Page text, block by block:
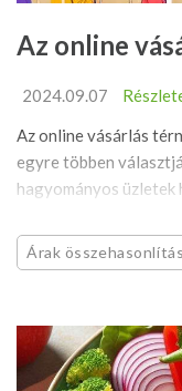
Az online
2024.09.07
Az online vásárlás
egyre többen
hagyományos üzletek
Árak